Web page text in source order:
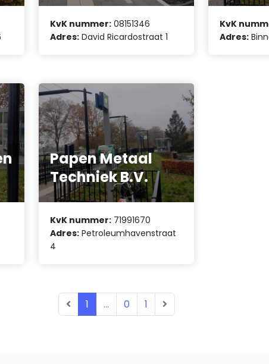
KvK nummer: 08151346
Adres: David Ricardostraat 1
KvK
Adres:
Papen Metaal
Techniek B.V.
KvK nummer: 71991670
Adres: Petroleumhavenstraat
4
1 ... 0 1